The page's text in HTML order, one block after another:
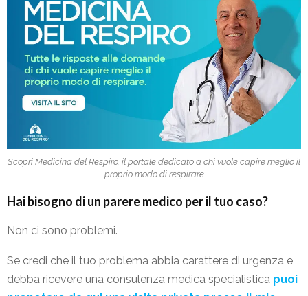
Scopri Medicina del Respiro, il portale dedicato a chi vuole capire meglio il
proprio modo di respirare
Hai bisogno di un parere medico per il tuo caso?
Non ci sono problemi.
Se credi che il tuo problema abbia carattere di urgenza e
debba ricevere una consulenza medica specialistica puoi